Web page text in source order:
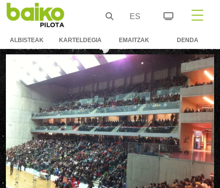
ES
ALBISTEAK KARTELDEGIA EMAITZAK DENDA